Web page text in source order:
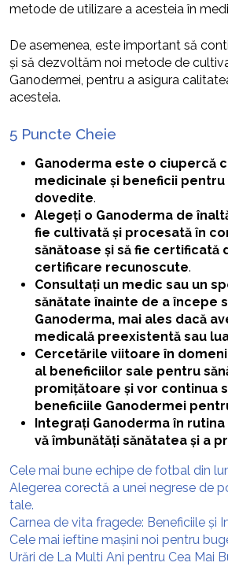
metode de utilizare a acesteia în
De asemenea, este important să
și să dezvoltăm noi metode de
Ganodermei, pentru a asigura
acesteia.
5 Puncte Cheie
Ganoderma este o ciupercă
medicinale și beneficii pentru
dovedite.
Alegeți o Ganoderma de
fie cultivată și procesată în
sănătoase și să fie certificată
certificare recunoscute.
Consultați un medic sau un
sănătate înainte de a începe
Ganoderma, mai ales dacă
medicală preexistentă sau
Cercetările viitoare în
al beneficiilor sale pentru
promițătoare și vor continua
beneficiile Ganodermei
Integrați Ganoderma în
vă îmbunătăți sănătatea și a
Cele mai bune echipe de fotbal din
Alegerea corectă a unei negrese de
tale.
Carnea de vita fragede: Beneficiile și
Cele mai ieftine mașini noi pentru
Urări de La Multi Ani pentru Cea Mai